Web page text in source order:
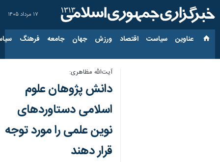
۱۷ مرداد ۱۴۰۵
عناوین‌ سیاست اقتصاد ورزش جهان جامعه فرهنگ
آیت‌الله مظاهری:
دانش پژوهان علوم
اسلامی دستاوردهای
نوین علمی را مورد توجه
قرار دهند